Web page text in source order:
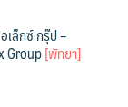
เล็กซ์ กรุ๊ป –
Group[พัทยา]